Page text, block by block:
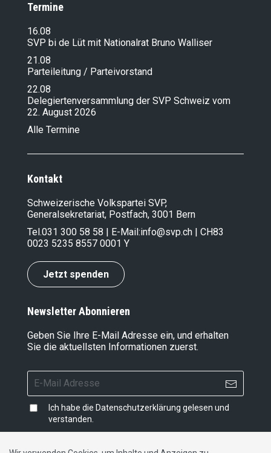
Termine
16.08
SVP bi de Lüt mit Nationalrat Bruno Walliser
21.08
Parteileitung / Parteivorstand
22.08
Delegiertenversammlung der SVP Schweiz vom
22. August 2026
Alle Termine
Kontakt
Schweizerische Volkspartei SVP,
Generalsekretariat, Postfach, 3001 Bern
Tel.031 300 58 58 | E-Mail:info@svp.ch | CH83
0023 5235 8557 0001 Y
Jetzt spenden
Newsletter Abonnieren
Geben Sie Ihre E-Mail Adresse ein, und erhalten
Sie die aktuellsten Informationen zuerst.
Ich habe die Datenschutzerklärung gelesen und
verstanden.